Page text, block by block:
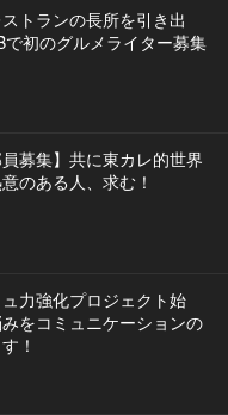
ストランの長所を引き出
で初のグルメライター募集
員募集】共に東カレ的世界
のある人、求む！
ュ力強化プロジェクト始
をコミュニケーションの
！